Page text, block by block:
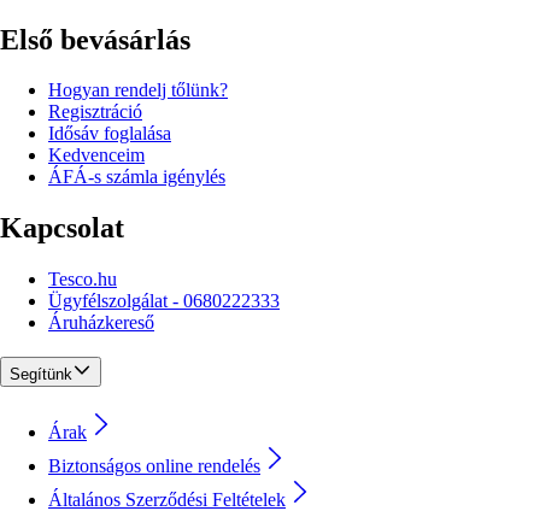
Első bevásárlás
Hogyan rendelj tőlünk?
Regisztráció
Idősáv foglalása
Kedvenceim
ÁFÁ-s számla igénylés
Kapcsolat
Tesco.hu
Ügyfélszolgálat - 0680222333
Áruházkereső
Segítünk
Árak
Biztonságos online rendelés
Általános Szerződési Feltételek